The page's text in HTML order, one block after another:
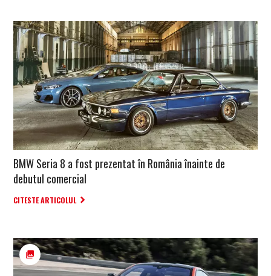
BMW Seria 8 a fost prezentat în România înainte de
debutul comercial
CITESTE ARTICOLUL